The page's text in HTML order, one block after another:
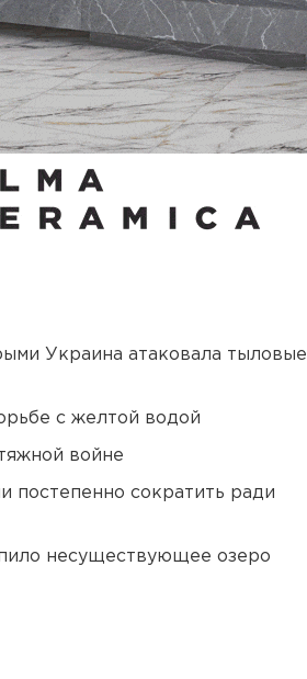
Украина атаковала тыловые
с желтой водой
войне
постепенно сократить ради
несуществующее озеро